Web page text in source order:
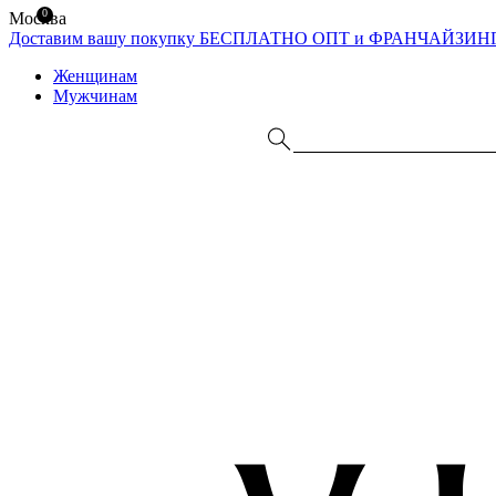
Москва
Доставим вашу покупку БЕСПЛАТНО ОПТ и
Женщинам
Мужчинам
0